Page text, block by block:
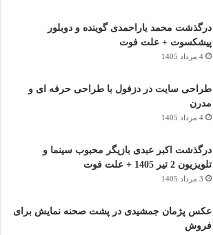
درگذشت محمد یاراحمدی گوینده و دوبلور
پیشکسوت + علت فوت
4 مرداد 1405
طراحی سایت در دزفول با طراحی حرفه‌ ای و
مدرن
4 مرداد 1405
درگذشت اکبر عبدی بازیگر محبوب سینما و
تلویزیون 2 تیر 1405 + علت فوت
3 مرداد 1405
عکس پژمان جمشیدی در پشت صحنه نمایش برای
فروش